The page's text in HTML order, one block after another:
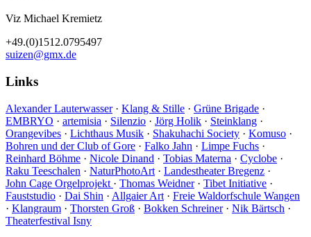
Viz Michael Kremietz
+49.(0)1512.0795497
suizen@gmx.de
Links
Alexander Lauterwasser· Klang & Stille · Grüne Brigade ·
EMBRYO · artemisia · Silenzio · Jörg Holik · Steinklang ·
Orangevibes · Lichthaus Musik · Shakuhachi Society · Komuso ·
Bohren und der Club of Gore · Falko Jahn · Limpe Fuchs ·
Reinhard Böhme · Nicole Dinand · Tobias Materna · Cyclobe ·
Raku Teeschalen · NaturPhotoArt · Landestheater Bregenz ·
John Cage Orgelprojekt · Thomas Weidner· Tibet Initiative ·
Fauststudio · Dai Shin · Allgaier Art · Freie Waldorfschule Wangen
· Klangraum · Thorsten Groß · Bokken Schreiner· Nik Bärtsch ·
Theaterfestival Isny